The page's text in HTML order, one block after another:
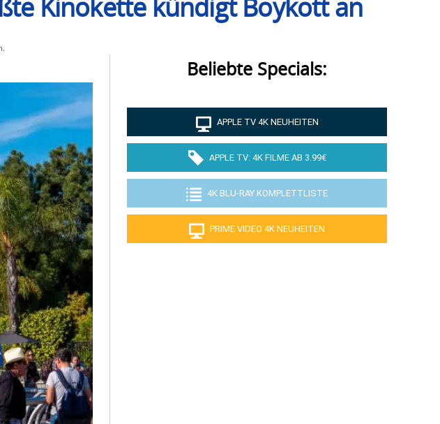
Kinokette kündigt Boykott an
Beliebte Specials:
APPLE TV 4K NEUHEITEN
APPLE TV: 4K FILME AB 3.99€
4K BLU-RAY KOMPLETTLISTE
PRIME VIDEO 4K NEUHEITEN